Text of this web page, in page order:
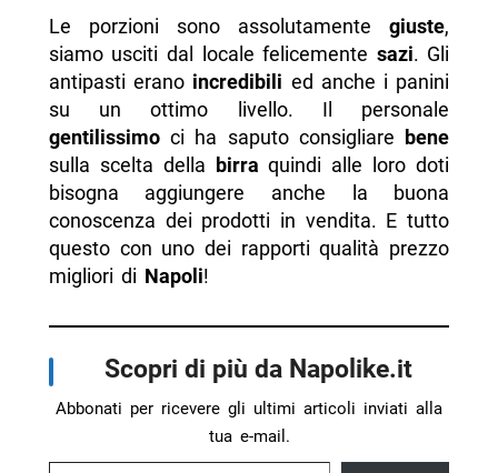
Le porzioni sono assolutamentegiuste,
siamo usciti dal locale felicemente sazi. Gli
antipasti erano incredibili ed anche i panini
su un ottimo livello. Il personale
gentilissimoci ha saputo consigliare bene
sulla scelta della birra quindi alle loro doti
bisogna aggiungere anche la buona
conoscenza dei prodotti in vendita. E tutto
questo con uno dei rapporti qualità prezzo
migliori di Napoli!
Scopri di più da Napolike.it
Abbonati per ricevere gli ultimi articoli inviati alla
tua e-mail.
Digita la tua e-mail...